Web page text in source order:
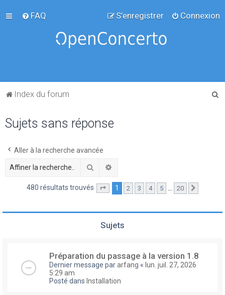
FAQ Connexion
S’enregistrer
Index du forum
Sujets sans réponse
Aller à la recherche avancée
Rechercher
480 résultats trouvés Page sur20
1 2 3 4 5 … 20
Sujets
Préparation du passage à la version 1.8
Dernier message pararfang « lun. juil. 27, 2026
5:29 am
Posté dans Installation